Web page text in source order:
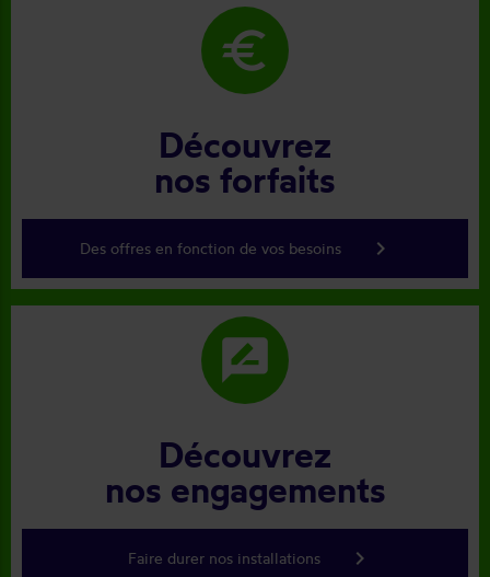
euro
Découvrez
nos forfaits
Des offres en fonction de vos besoins keyboard_arrow_right
rate_review
Découvrez
nos engagements
Faire durer nos installations keyboard_arrow_right